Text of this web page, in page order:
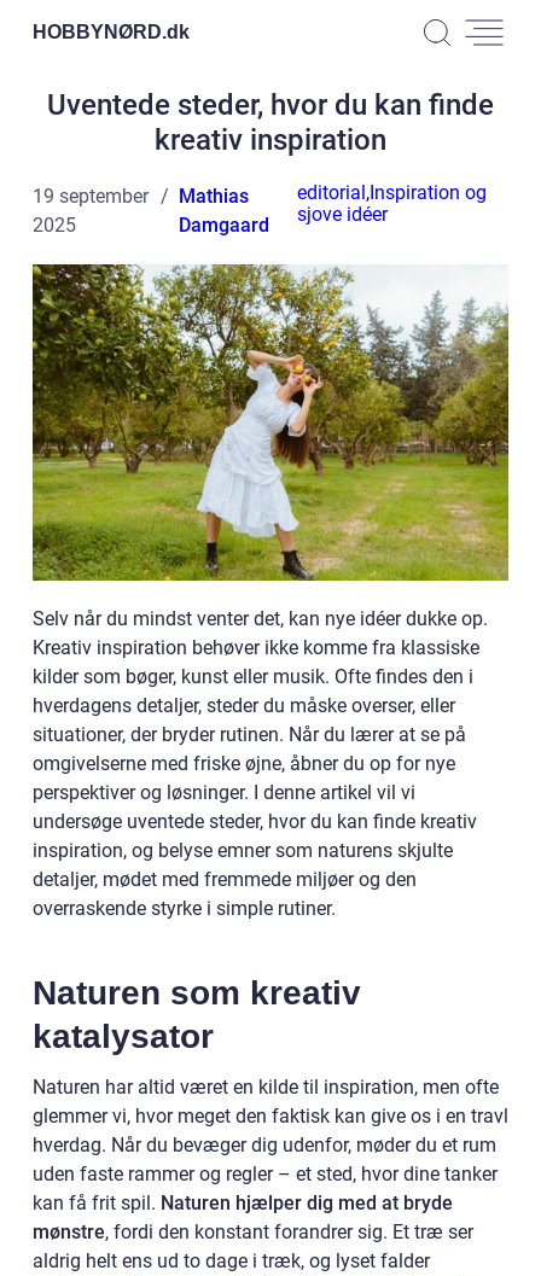
HOBBYNØRD.dk
Uventede steder, hvor du kan finde
kreativ inspiration
19 september
2025
Mathias
Damgaard
editorial,Inspiration og
sjove idéer
Selv når du mindst venter det, kan nye idéer dukke op.
Kreativ inspiration behøver ikke komme fra klassiske
kilder som bøger, kunst eller musik. Ofte findes den i
hverdagens detaljer, steder du måske overser, eller
situationer, der bryder rutinen. Når du lærer at se på
omgivelserne med friske øjne, åbner du op for nye
perspektiver og løsninger. I denne artikel vil vi
undersøge uventede steder, hvor du kan finde kreativ
inspiration, og belyse emner som naturens skjulte
detaljer, mødet med fremmede miljøer og den
overraskende styrke i simple rutiner.
Naturen som kreativ
katalysator
Naturen har altid været en kilde til inspiration, men ofte
glemmer vi, hvor meget den faktisk kan give os i en travl
hverdag. Når du bevæger dig udenfor, møder du et rum
uden faste rammer og regler – et sted, hvor dine tanker
kan få frit spil. Naturen hjælper dig med at bryde
mønstre, fordi den konstant forandrer sig. Et træ ser
aldrig helt ens ud to dage i træk, og lyset falder